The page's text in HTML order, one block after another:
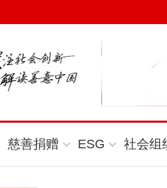
慈善捐赠 ESG 社会组